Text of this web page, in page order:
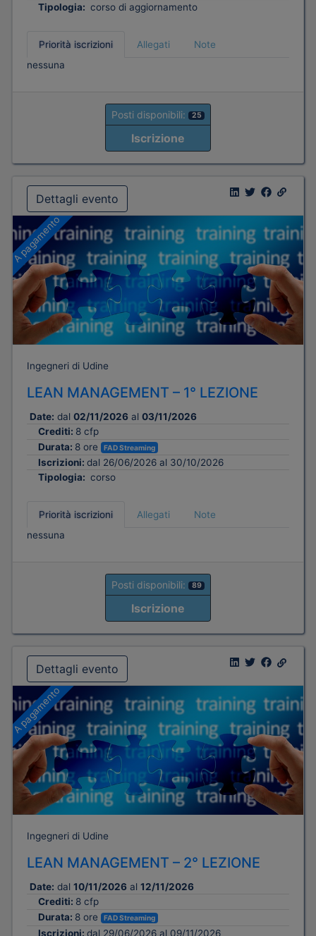
Tipologia: corso di aggiornamento
Priorità iscrizioni Allegati
Note
nessuna
Posti disponibili: 25
Iscrizione
Dettagli evento
A pagamento
Ingegneri di Udine
LEAN MANAGEMENT – 1° LEZIONE
Date: dal 02/11/2026 al 03/11/2026
Crediti: 8 cfp
Durata: 8 ore FAD Streaming
Iscrizioni: dal 26/06/2026 al 30/10/2026
Tipologia: corso
Priorità iscrizioni Allegati
Note
nessuna
Posti disponibili: 89
Iscrizione
Dettagli evento
A pagamento
Ingegneri di Udine
LEAN MANAGEMENT – 2° LEZIONE
Date: dal 10/11/2026 al 12/11/2026
Crediti: 8 cfp
Durata: 8 ore FAD Streaming
Iscrizioni: dal 29/06/2026 al 09/11/2026